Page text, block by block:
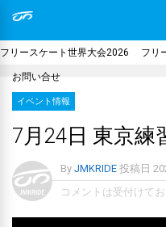
フリースケート世界大会2026 フリ
お問い合せ
イベント情報
7月24日 東京練
By JMKRIDE 投稿日
コメントは受付けて